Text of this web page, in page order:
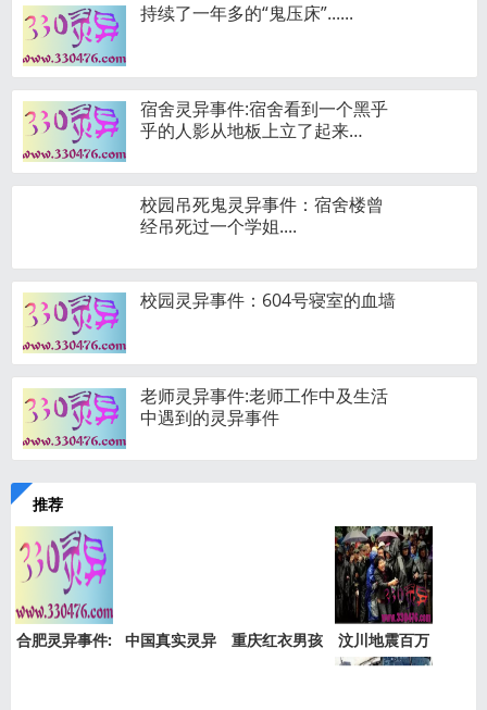
持续了一年多的“鬼压床”......
宿舍灵异事件:宿舍看到一个黑乎
乎的人影从地板上立了起来…
校园吊死鬼灵异事件：宿舍楼曾
经吊死过一个学姐....
校园灵异事件：604号寝室的血墙
老师灵异事件:老师工作中及生活
中遇到的灵异事件
推荐
合肥灵异事件:
中国真实灵异
重庆红衣男孩
汶川地震百万
“阴兵